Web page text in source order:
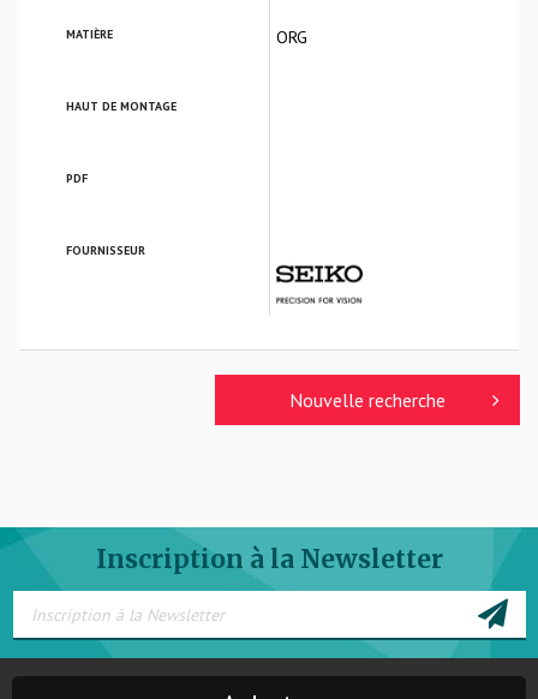
MATIÈRE ORG
HAUT DE MONTAGE
PDF
FOURNISSEUR
Nouvelle recherche
Inscription à la Newsletter